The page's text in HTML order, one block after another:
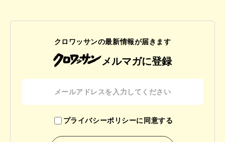
クロワッサンの最新情報が届きます
メルマガに登録
プライバシーポリシーに同意する